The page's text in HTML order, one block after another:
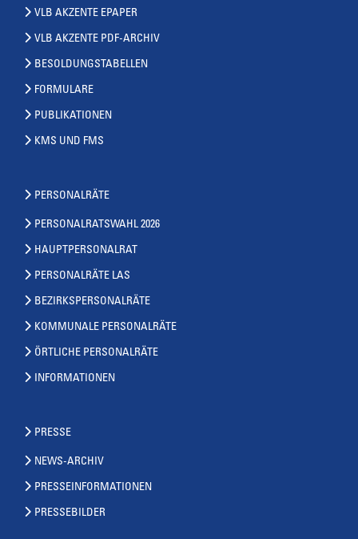
VLB AKZENTE EPAPER
VLB AKZENTE PDF-ARCHIV
BESOLDUNGSTABELLEN
FORMULARE
PUBLIKATIONEN
KMS UND FMS
PERSONALRÄTE
PERSONALRATSWAHL 2026
HAUPTPERSONALRAT
PERSONALRÄTE LAS
BEZIRKSPERSONALRÄTE
KOMMUNALE PERSONALRÄTE
ÖRTLICHE PERSONALRÄTE
INFORMATIONEN
PRESSE
NEWS-ARCHIV
PRESSEINFORMATIONEN
PRESSEBILDER